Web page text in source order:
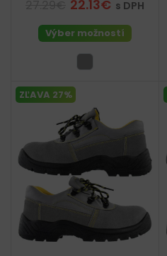
22.13€ s DPH
Výber možností
ZĽAVA 27%